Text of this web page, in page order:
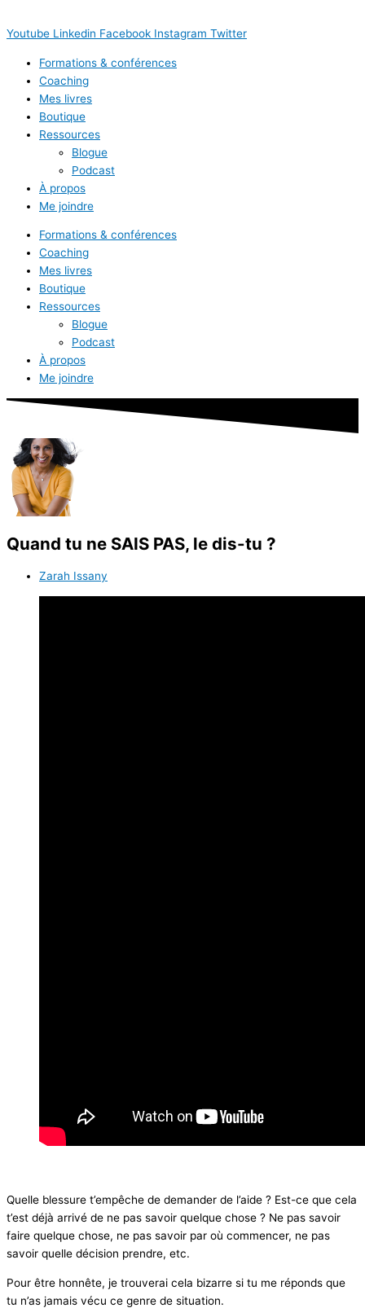
Youtube Linkedin Facebook Instagram Twitter
Formations & conférences
Coaching
Mes livres
Boutique
Ressources
Blogue
Podcast
À propos
Me joindre
Formations & conférences
Coaching
Mes livres
Boutique
Ressources
Blogue
Podcast
À propos
Me joindre
Quand tu ne SAIS PAS, le dis-tu ?
Zarah Issany
Quelle blessure t’empêche de demander de l’aide ? Est-ce que cela
t’est déjà arrivé de ne pas savoir quelque chose ? Ne pas savoir
faire quelque chose, ne pas savoir par où commencer, ne pas
savoir quelle décision prendre, etc.
Pour être honnête, je trouverai cela bizarre si tu me réponds que
tu n’as jamais vécu ce genre de situation.